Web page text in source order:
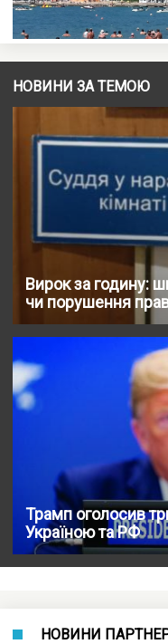
НОВИНИ ЗА ТЕМОЮ
Вирок за годину:
чи порушення
Трамп оголосив
Україною та РФ
НОВИНИ